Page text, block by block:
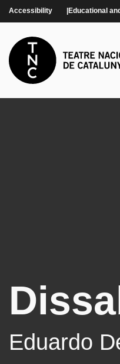
Accessibility Educational
Eduardo